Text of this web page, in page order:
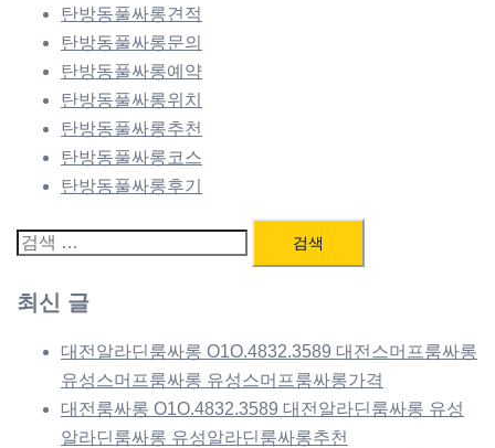
탄방동풀싸롱견적
탄방동풀싸롱문의
탄방동풀싸롱예약
탄방동풀싸롱위치
탄방동풀싸롱추천
탄방동풀싸롱코스
탄방동풀싸롱후기
검
최신 글
대전알라딘룸싸롱 O1O.4832.3589 대전스머프룸싸롱
유성스머프룸싸롱 유성스머프룸싸롱가격
대전룸싸롱 O1O.4832.3589 대전알라딘룸싸롱 유성
알라딘룸싸롱 유성알라딘룸싸롱추천